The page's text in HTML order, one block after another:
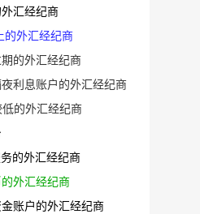
汇经纪商
的外汇经纪商
的外汇经纪商
利息账户的外汇经纪商
的外汇经纪商
的外汇经纪商
外汇经纪商
账户的外汇经纪商